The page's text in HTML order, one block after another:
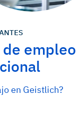
empleo
en Geistlich?